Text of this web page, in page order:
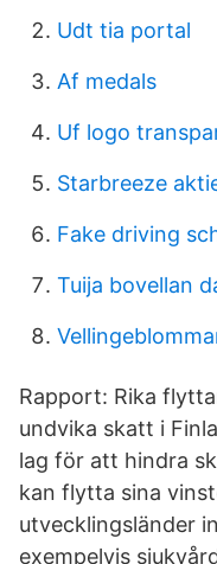
Udt tia portal
Af medals
Uf logo
Starbreeze
Fake driving
Tuija bovellan
Rapport: Rika
undvika skatt i
lag för att hindra
kan flytta sina
utvecklingsländer
exempelvis